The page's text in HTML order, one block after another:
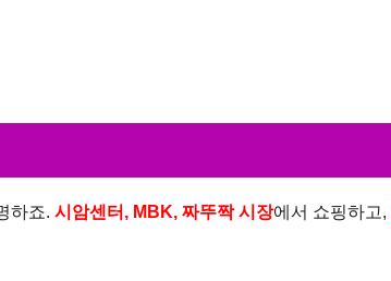
하죠. 시암센터, MBK, 짜뚜짝 시장에서 쇼핑하고,